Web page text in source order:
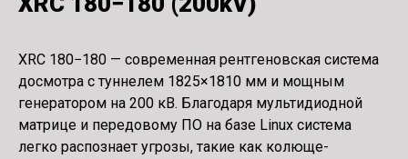
XRC 180−180 — современная рентгеновская система
досмотра с туннелем 1825×1810 мм и мощным
генератором на 200 кВ. Благодаря мультидиодной
матрице и передовому ПО на базе Linux система
легко распознает угрозы, такие как колюще-